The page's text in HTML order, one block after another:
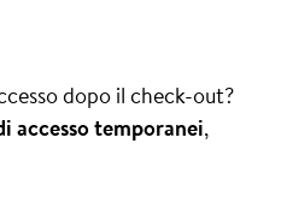
dopo il check-out?
accesso temporanei,